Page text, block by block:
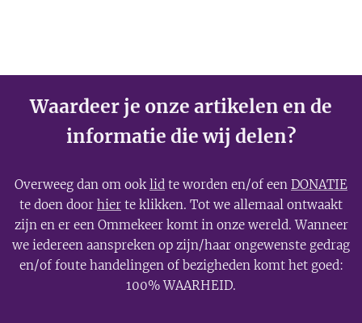
Waardeer je onze artikelen en de
informatie die wij delen?
Overweeg dan om ooklid te worden en/of een DONATIE
te doen door hier te klikken. Tot we allemaal ontwaakt
zijn en er een Ommekeer komt in onze wereld. Wanneer
we iedereen aanspreken op zijn/haar ongewenste gedrag
en/of foute handelingen of bezigheden komt het goed:
100% WAARHEID.